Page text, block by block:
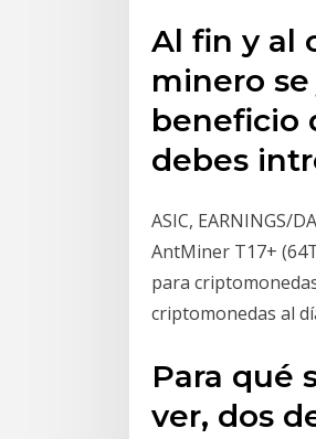
Al fin y al
minero
beneficio
debes
ASIC, EARNINGS/
AntMiner T17+
para
criptomonedas al
Para qué
ver, dos